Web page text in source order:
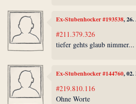
Ex-Stubenhocker #193538,
#211.379.326
tiefer gehts glaub nimmer...
Ex-Stubenhocker #144760,
#219.810.116
Ohne Worte